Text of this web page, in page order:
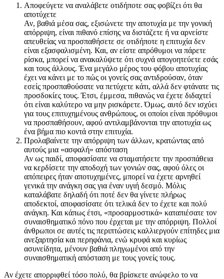
Αποφεύγετε να αναλάβετε οτιδήποτε σας φοβίζει ότι θα
αποτύχετε
Αν, βαθιά μέσα σας, εξισώνετε την αποτυχία με την γονική
απόρριψη, είναι πιθανό επίσης να διστάζετε ή να αρνείστε
απευθείας να προσπαθήσετε σε οτιδήποτε η επιτυχία δεν
είναι εξασφαλισμένη. Και, αν είστε απρόθυμοι να πάρετε
ρίσκα, μπορεί να ανακαλύψετε ότι συχνά απογοητεύετε εσάς
και τους άλλους. Ένα μεγάλο μέρος του φόβου αποτυχίας
έχει να κάνει με το πώς οι γονείς σας αντιδρούσαν, όταν
εσείς προσπαθούσατε να πετύχετε κάτι, αλλά δεν φτάνατε τις
προσδοκίες τους. Έτσι, έμμεσα, πιθανώς να έχετε διδαχτεί
ότι είναι καλύτερο να μην ρισκάρετε. Όμως, αυτό δεν ισχύει
για τους επιτυχημένους ανθρώπους, οι οποίοι είναι πρόθυμοι
να προσπαθήσουν, αφού αντιλαμβάνονται την αποτυχία ως
ένα βήμα πιο κοντά στην επιτυχία.
Προλαβαίνετε την απόρριψη των άλλων, κρατώντας από
αυτούς μια «ασφαλή» απόσταση
Αν ως παιδί, αποφασίσατε να σταματήσετε την προσπάθεια
να κερδίσετε την αποδοχή των γονιών σας, αφού όλες οι
απόπειρες ήταν αποτυχημένες, μπορεί να έχετε αρνηθεί
γενικά την ανάγκη σας για έναν υγιή δεσμό. Μόλις
καταλάβατε δηλαδή ότι ποτέ δεν θα γίνετε πλήρως
αποδεκτοί, αποφασίσατε ότι τελικά δεν το έχετε και πολύ
ανάγκη. Και κάπως έτσι, «προσαρμοστικά» καταπιέσατε τον
συναισθηματικό πόνο που έρχεται με την απόρριψη. Πολλοί
άνθρωποι σε αυτές τις περιπτώσεις καλλιεργούν επίτηδες μια
ανεξαρτησία και περηφάνια, ενώ κρυφά και κυρίως
ασυνείδητα, μένουν βαθιά πληγωμένοι από την
συναισθηματική απόσταση με τους γονείς τους.
Αν έχετε απορριφθεί τόσο πολύ, θα βρίσκετε ανώφελο το να